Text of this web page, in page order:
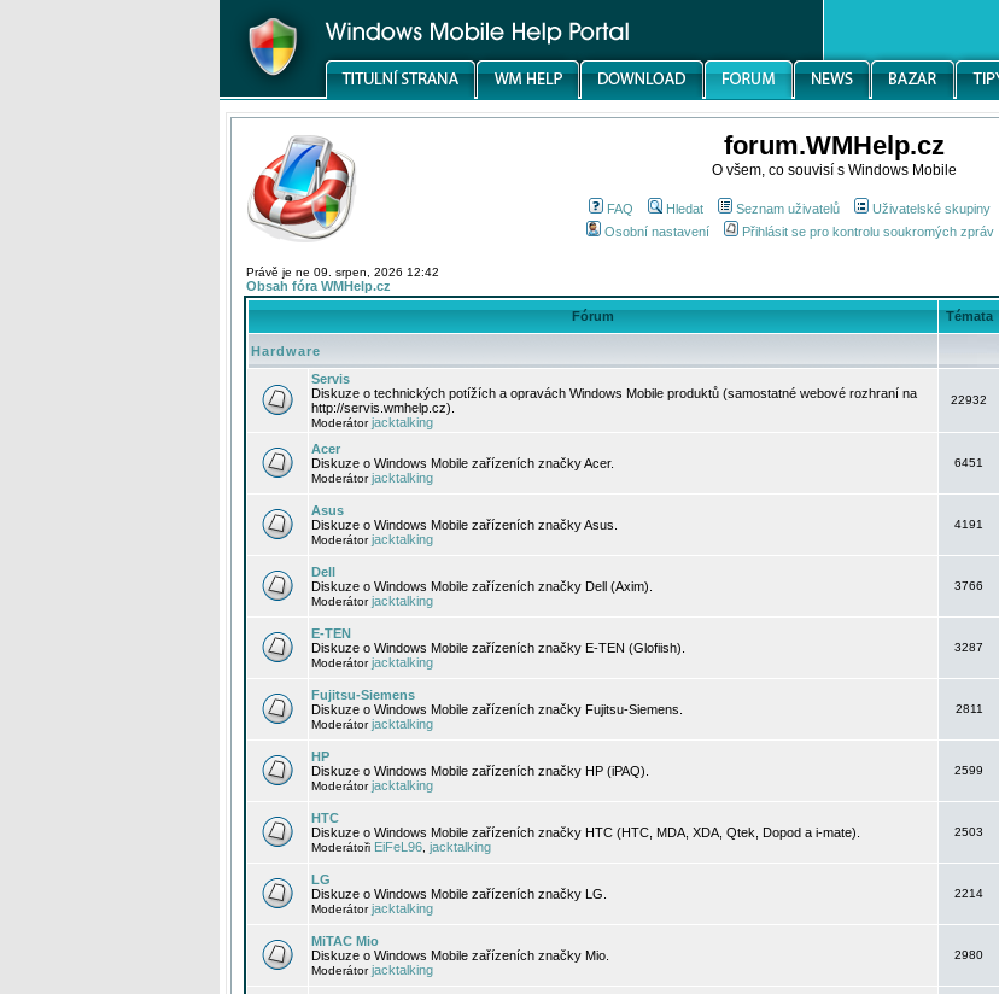
forum.WMHelp.cz
O všem, co souvisí s Windows Mobile
FAQ Hledat Seznam uživatelů Uživatelské skupiny
Osobní nastavení
Přihlásit se pro kontrolu soukromých zpráv
Právě je ne 09. srpen, 2026 12:42
Obsah fóra WMHelp.cz
Fórum Témata
Hardware
Servis
Diskuze o technických potížích a opravách Windows Mobile produktů (samostatné webové rozhraní na
http://servis.wmhelp.cz).
Moderátorjacktalking
22932
Acer
Diskuze o Windows Mobile zařízeních značky Acer.
Moderátorjacktalking
6451
Asus
Diskuze o Windows Mobile zařízeních značky Asus.
Moderátorjacktalking
4191
Dell
Diskuze o Windows Mobile zařízeních značky Dell (Axim).
Moderátorjacktalking
3766
E-TEN
Diskuze o Windows Mobile zařízeních značky E-TEN (Glofiish).
Moderátorjacktalking
3287
Fujitsu-Siemens
Diskuze o Windows Mobile zařízeních značky Fujitsu-Siemens.
Moderátorjacktalking
2811
HP
Diskuze o Windows Mobile zařízeních značky HP (iPAQ).
Moderátorjacktalking
2599
HTC
Diskuze o Windows Mobile zařízeních značky HTC (HTC, MDA, XDA, Qtek, Dopod a i-mate).
Moderátoři EiFeL96 jacktalking
2503
LG
Diskuze o Windows Mobile zařízeních značky LG.
Moderátorjacktalking
2214
MiTAC Mio
Diskuze o Windows Mobile zařízeních značky Mio.
Moderátorjacktalking
2980